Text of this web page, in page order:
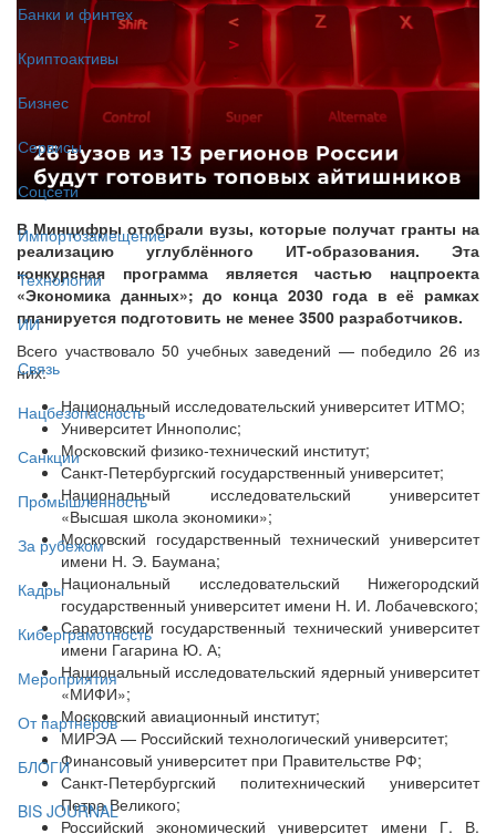
Банки и финтех
Криптоактивы
Бизнес
Сервисы
Соцсети
Импортозамещение
Технологии
ИИ
Связь
Нацбезопасность
Санкции
Промышленность
За рубежом
Кадры
Киберграмотность
Мероприятия
От партнёров
БЛОГИ
BIS JOURNAL
В Минцифры отобрали вузы, которые получат гранты на
реализацию углублённого ИТ-образования. Эта
конкурсная программа является частью нацпроекта
«Экономика данных»; до конца 2030 года в её рамках
планируется подготовить не менее 3500 разработчиков.
Всего участвовало 50 учебных заведений — победило 26 из
них:
Национальный исследовательский университет ИТМО;
Университет Иннополис;
Московский физико-технический институт;
Санкт-Петербургский государственный университет;
Национальный исследовательский университет
«Высшая школа экономики»;
Московский государственный технический университет
имени Н. Э. Баумана;
Национальный исследовательский Нижегородский
государственный университет имени Н. И. Лобачевского;
Саратовский государственный технический университет
имени Гагарина Ю. А;
Национальный исследовательский ядерный университет
«МИФИ»;
Московский авиационный институт;
МИРЭА — Российский технологический университет;
Финансовый университет при Правительстве РФ;
Санкт-Петербургский политехнический университет
Петра Великого;
Российский экономический университет имени Г. В.